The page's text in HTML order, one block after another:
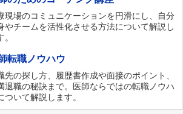
現場のコミュニケーションを円滑にし、自分
やチームを活性化させる方法について解説し
。
転職ノウハウ
先の探し方、履歴書作成や面接のポイント、
退職の秘訣まで。医師ならではの転職ノウハ
ついて解説します。